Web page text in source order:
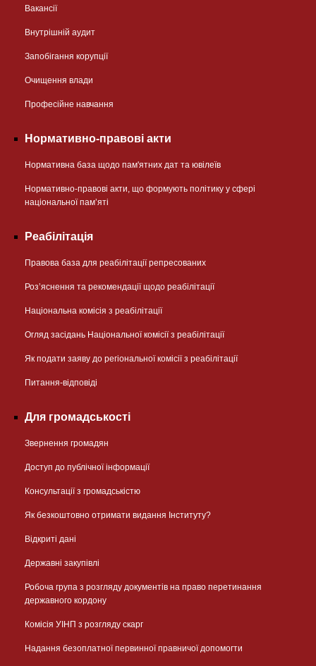
Вакансії
Внутрішній аудит
Запобігання корупції
Очищення влади
Професійне навчання
Нормативно-правові акти
Нормативна база щодо пам'ятних дат та ювілеїв
Нормативно-правові акти, що формують політику у сфері
національної памʼяті
Реабілітація
Правова база для реабілітації репресованих
Розʼяснення та рекомендації щодо реабілітації
Національна комісія з реабілітації
Огляд засідань Національної комісії з реабілітації
Як подати заяву до регіональної комісії з реабілітації
Питання-відповіді
Для громадськості
Звернення громадян
Доступ до публічної інформації
Консультації з громадськістю
Як безкоштовно отримати видання Інституту?
Відкриті дані
Державні закупівлі
Робоча група з розгляду документів на право перетинання
державного кордону
Комісія УІНП з розгляду скарг
Надання безоплатної первинної правничої допомогти